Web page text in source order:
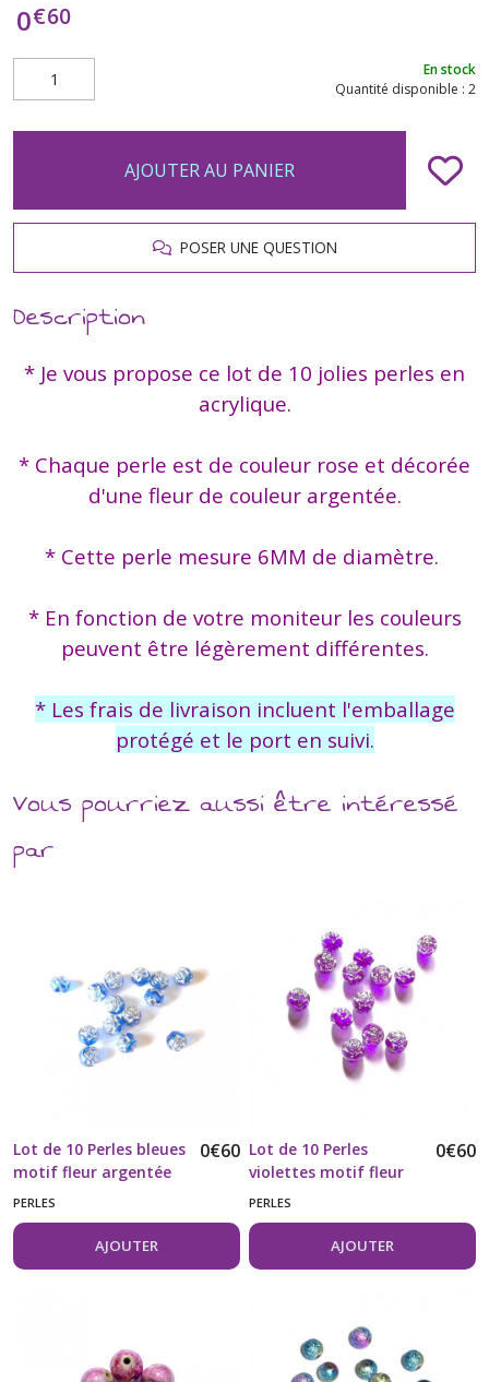
0€60
En stock
Quantité disponible : 2
AJOUTER AU PANIER
POSER UNE QUESTION
Description
* Je vous propose ce lot de 10 jolies perles en
acrylique.
* Chaque perle est de couleur rose et décorée
d'une fleur de couleur argentée.
* Cette perle mesure 6MM de diamètre.
* En fonction de votre moniteur les couleurs
peuvent être légèrement différentes.
* Les frais de livraison incluent l'emballage
protégé et le port en suivi.
Vous pourriez aussi être intéressé
par
Lot de 10 Perles bleues
motif fleur argentée
0€60
PERLES
AJOUTER
Lot de 10 Perles
violettes motif fleur
argentée
0€60
PERLES
AJOUTER